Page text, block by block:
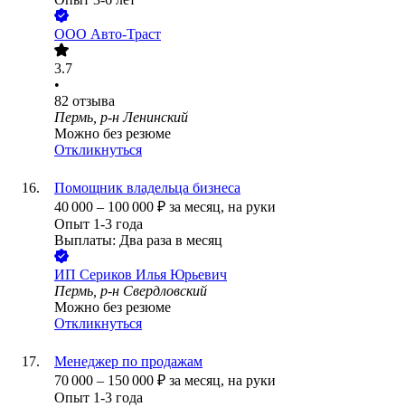
ООО Авто-Траст
3.7
•
82 отзыва
Пермь, р-н Ленинский
Можно без резюме
Откликнуться
Помощник владельца бизнеса
40 000 – 100 000 ₽ за месяц, на руки
Опыт 1-3 года
Выплаты: Два раза в месяц
ИП Сериков Илья Юрьевич
Пермь, р-н Свердловский
Можно без резюме
Откликнуться
Менеджер по продажам
70 000 – 150 000 ₽ за месяц, на руки
Опыт 1-3 года